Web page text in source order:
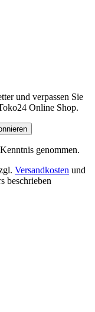
und verpassen Sie
Online Shop.
genommen.
Versandkosten und
beschrieben